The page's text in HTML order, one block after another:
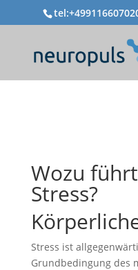
Wozu
Stress?
Stress ist
Grundbedingung des